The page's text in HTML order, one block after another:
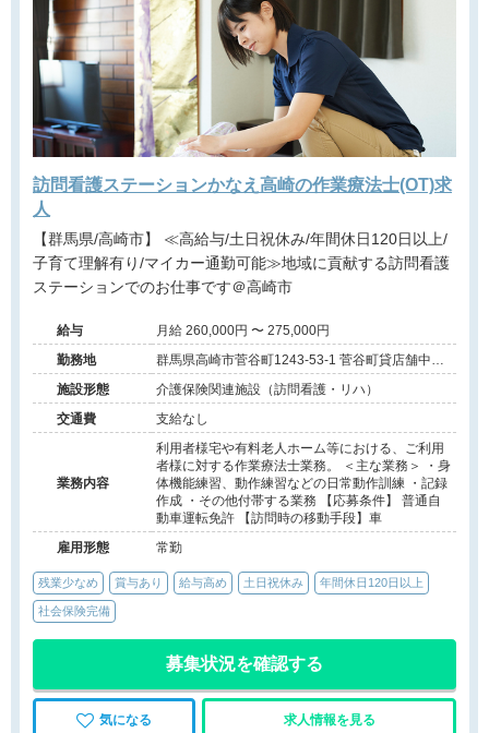
訪問看護ステーションかなえ高崎の作業療法士(OT)求
人
【群馬県/高崎市】 ≪高給与/土日祝休み/年間休日120日以上/
子育て理解有り/マイカー通勤可能≫地域に貢献する訪問看護
ステーションでのお仕事です＠高崎市
給与
月給 260,000円 〜 275,000円
勤務地
群馬県高崎市菅谷町1243-53-1 菅谷町貸店舗中号
室
施設形態
介護保険関連施設（訪問看護・リハ）
交通費
支給なし
業務内容
利用者様宅や有料老人ホーム等における、ご利用
者様に対する作業療法士業務。 ＜主な業務＞ ・身
体機能練習、動作練習などの日常動作訓練 ・記録
作成 ・その他付帯する業務 【応募条件】 普通自
動車運転免許 【訪問時の移動手段】車
雇用形態
常勤
残業少なめ 賞与あり 給与高め 土日祝休み 年間休日120日以上
社会保険完備
募集状況を確認する
気になる 求人情報を見る